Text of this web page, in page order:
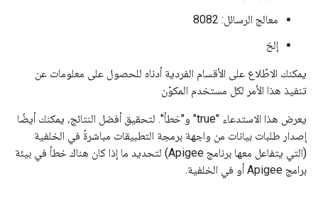
معالج الرسائل: 8082
إلخ
يمكنك الاطّلاع على الأقسام الفردية أدناه للحصول على معلومات عن
تنفيذ هذا الأمر لكل مستخدم المكوّن
يعرض هذا الاستدعاء "true" و"خطأ". لتحقيق أفضل النتائج، يمكنك أيضًا
إصدار طلبات بيانات من واجهة برمجة التطبيقات مباشرةً في الخلفية
(التي يتفاعل معها برنامج Apigee) لتحديد ما إذا كان هناك خطأ في بيئة
برامج Apigee أو في الخلفية.